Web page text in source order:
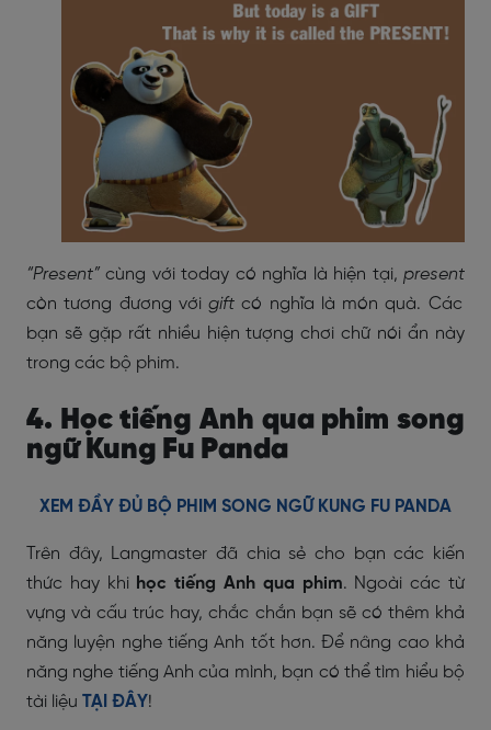
“Present”cùng với today có nghĩa là hiện tại,present
còn tương đương vớigift có nghĩa là món quà. Các
bạn sẽ gặp rất nhiều hiện tượng chơi chữ nói ẩn này
trong các bộ phim.
4. Học tiếng Anh qua phim song
ngữ Kung Fu Panda
XEM ĐẦY ĐỦ BỘ PHIM SONG NGỮ KUNG FU PANDA
Trên đây, Langmaster đã chia sẻ cho bạn các kiến
thức hay khi học tiếng Anh qua phim. Ngoài các từ
vựng và cấu trúc hay, chắc chắn bạn sẽ có thêm khả
năng luyện nghe tiếng Anh tốt hơn. Để nâng cao khả
năng nghe tiếng Anh của mình, bạn có thể tìm hiểu bộ
tài liệu TẠI ĐÂY!